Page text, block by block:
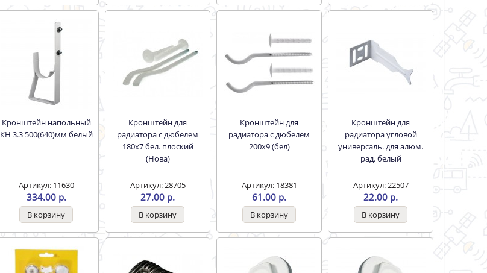
Кронштейн напольный
КН 3.3 500(640)мм белый
Артикул: 11630
334.00 р.
Кронштейн для
радиатора с дюбелем
180х7 бел. плоский
(Нова)
Артикул: 28705
27.00 р.
Кронштейн для
радиатора с дюбелем
200х9 (бел)
Артикул: 18381
61.00 р.
Кронштейн для
радиатора угловой
универсаль. для алюм.
рад. белый
Артикул: 22507
22.00 р.